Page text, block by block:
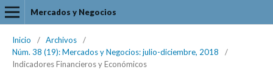
Mercados y Negocios
Inicio / Archivos
/
Núm. 38 (19): Mercados y Negocios: julio-diciembre, 2018
/
Indicadores Financieros y Económicos